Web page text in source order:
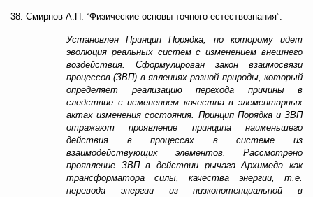
38. Смирнов А.П. “Физические основы точного естествознания”.
Установлен Принцип Порядка, по которому идет
эволюция реальных систем с изменением внешнего
воздействия. Сформулирован закон взаимосвязи
процессов (ЗВП) в явлениях разной природы, который
определяет реализацию перехода причины в
следствие с исменением качества в элементарных
актах изменения состояния. Принцип Порядка и ЗВП
отражают проявление принципа наименьшего
действия в процессах в системе из
взаимодействующих элементов. Рассмотрено
проявление ЗВП в действии рычага Архимеда как
трансформатора силы, качества энергии, т.е.
перевода энергии из низкопотенциальной в